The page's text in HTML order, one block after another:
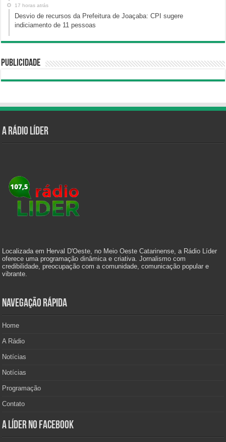
17 horas atrás
Desvio de recursos da Prefeitura de Joaçaba: CPI sugere
indiciamento de 11 pessoas
Publicidade
A Rádio Líder
Localizada em Herval D'Oeste, no Meio Oeste Catarinense, a Rádio Líder
oferece uma programação dinâmica e criativa. Jornalismo com
credibilidade, preocupação com a comunidade, comunicação popular e
vibrante.
Navegação Rápida
Home
A Rádio
Notícias
Notícias
Programação
Contato
A Líder no Facebook